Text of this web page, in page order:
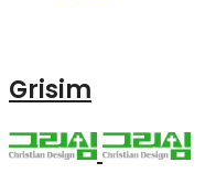
Grisim